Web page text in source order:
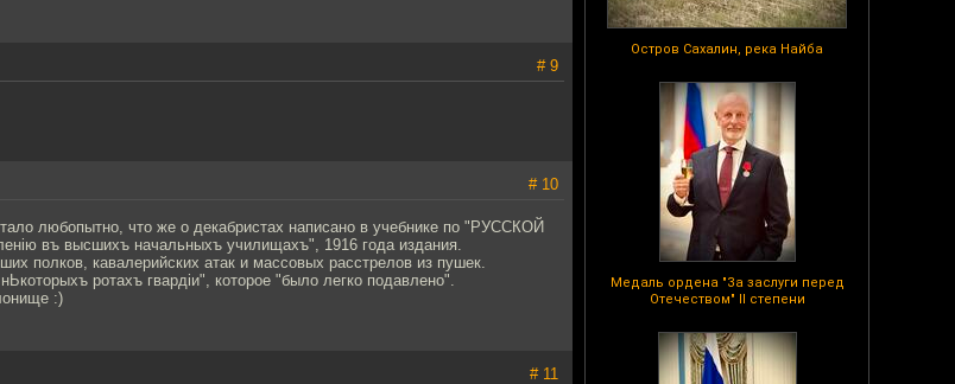
Остров Сахалин, река Найба
Медаль ордена "За заслуги перед
Отечеством" II степени
# 9
# 10
любопытно, что же о декабристах написано в учебнике по "РУССКОЙ
въ высшихъ начальныхъ училищахъ", 1916 года издания.
полков, кавалерийских атак и массовых расстрелов из пушек.
ротахъ гвардiи", которое "было легко подавлено".
:)
# 11